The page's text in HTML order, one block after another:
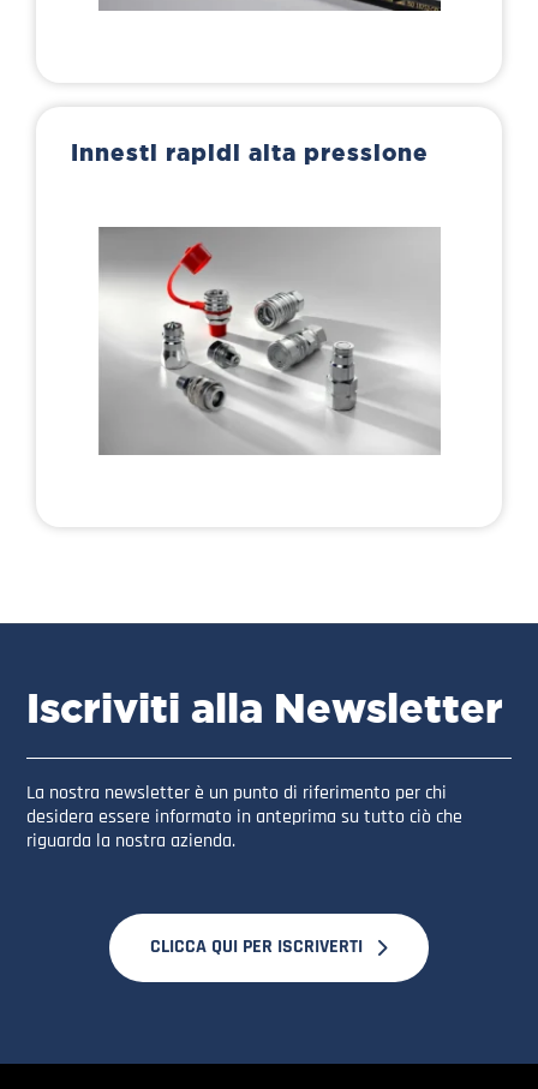
Innesti rapidi alta pressione
Iscriviti alla Newsletter
La nostra newsletter è un punto di riferimento per chi
desidera essere informato in anteprima su tutto ciò che
riguarda la nostra azienda.
CLICCA QUI PER ISCRIVERTI